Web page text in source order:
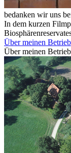
bedanken wir uns
In dem kurzen
Über meinen Betrieb
Über meinen Betrieb